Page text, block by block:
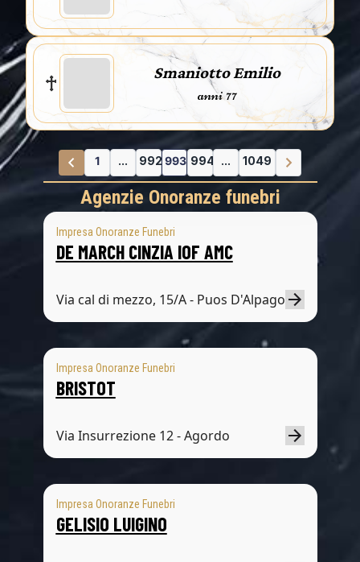
Smaniotto Emilio
anni 77
1 ... 992 993 994 ... 1049
Agenzie Onoranze funebri
Impresa Onoranze Funebri
DE MARCH CINZIA IOF AMC
Via cal di mezzo, 15/A - Puos D'Alpago
Impresa Onoranze Funebri
BRISTOT
Via Insurrezione 12 - Agordo
Impresa Onoranze Funebri
GELISIO LUIGINO